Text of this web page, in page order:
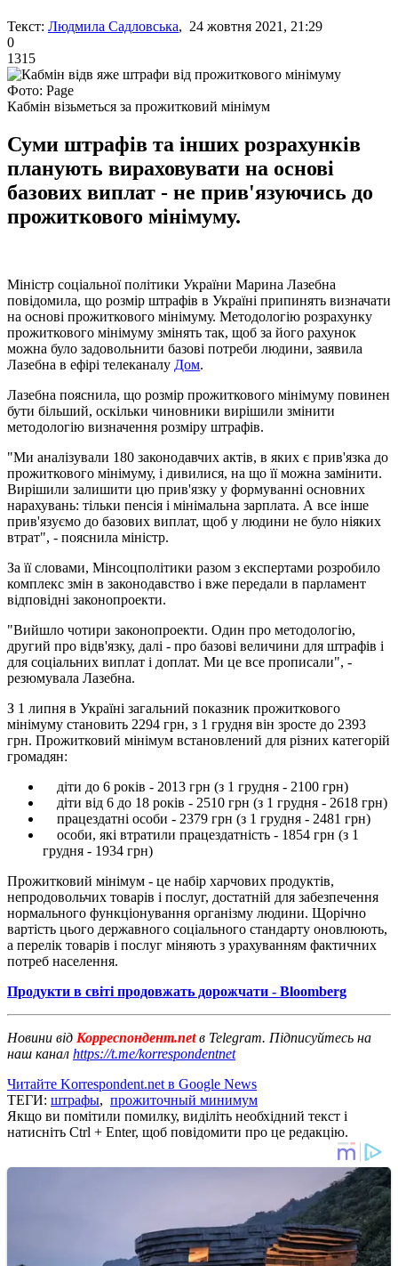
Текст: Людмила Садловська, 24 жовтня 2021, 21:29
0
1315
Фото: Page
Кабмін візьметься за прожитковий мінімум
Суми штрафів та інших розрахунків
планують вираховувати на основі
базових виплат - не прив'язуючись до
прожиткового мінімуму.
Міністр соціальної політики України Марина Лазебна
повідомила, що розмір штрафів в Україні припинять визначати
на основі прожиткового мінімуму. Методологію розрахунку
прожиткового мінімуму змінять так, щоб за його рахунок
можна було задовольнити базові потреби людини, заявила
Лазебна в ефірі телеканалу Дом.
Лазебна пояснила, що розмір прожиткового мінімуму повинен
бути більший, оскільки чиновники вирішили змінити
методологію визначення розміру штрафів.
"Ми аналізували 180 законодавчих актів, в яких є прив'язка до
прожиткового мінімуму, і дивилися, на що її можна замінити.
Вирішили залишити цю прив'язку у формуванні основних
нарахувань: тільки пенсія і мінімальна зарплата. А все інше
прив'язуємо до базових виплат, щоб у людини не було ніяких
втрат", - пояснила міністр.
За її словами, Мінсоцполітики разом з експертами розробило
комплекс змін в законодавство і вже передали в парламент
відповідні законопроекти.
"Вийшло чотири законопроекти. Один про методологію,
другий про відв'язку, далі - про базові величини для штрафів і
для соціальних виплат і доплат. Ми це все прописали", -
резюмувала Лазебна.
З 1 липня в Україні загальний показник прожиткового
мінімуму становить 2294 грн, з 1 грудня він зросте до 2393
грн. Прожитковий мінімум встановлений для різних категорій
громадян:
діти до 6 років - 2013 грн (з 1 грудня - 2100 грн)
діти від 6 до 18 років - 2510 грн (з 1 грудня - 2618 грн)
працездатні особи - 2379 грн (з 1 грудня - 2481 грн)
особи, які втратили працездатність - 1854 грн (з 1
грудня - 1934 грн)
Прожитковий мінімум - це набір харчових продуктів,
непродовольчих товарів і послуг, достатній для забезпечення
нормального функціонування організму людини. Щорічно
вартість цього державного соціального стандарту оновлюють,
а перелік товарів і послуг міняють з урахуванням фактичних
потреб населення.
Продукти в світі продовжать дорожчати - Bloomberg
Новини від Корреспондент.netв Telegram. Підписуйтесь на
наш канал https://t.me/korrespondentnet
Читайте Korrespondent.net в Google News
ТЕГИ: штрафы, прожиточный минимум
Якщо ви помітили помилку, виділіть необхідний текст і
натисніть Ctrl + Enter, щоб повідомити про це редакцію.